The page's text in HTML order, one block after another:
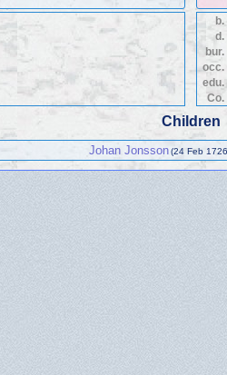
b.
d.
bur.
occ.
edu.
Co.
Children
Johan Jonsson(24 Feb